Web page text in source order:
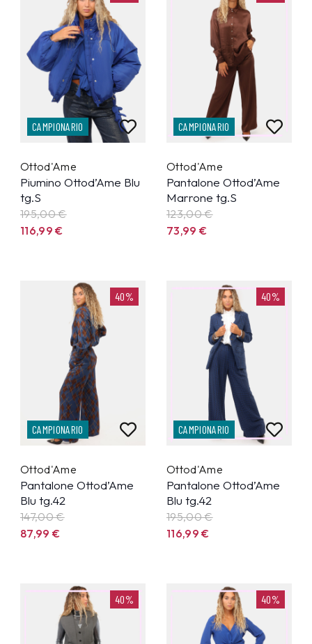
CAMPIONARIO
Ottod'Ame
Piumino Ottod’Ame Blu
tg.S
195,00 €
116,99€
CAMPIONARIO
Ottod'Ame
Pantalone Ottod’Ame
Marrone tg.S
123,00 €
73,99€
40%
CAMPIONARIO
Ottod'Ame
Pantalone Ottod’Ame
Blu tg.42
147,00 €
87,99€
40%
CAMPIONARIO
Ottod'Ame
Pantalone Ottod’Ame
Blu tg.42
195,00 €
116,99€
40% 40%